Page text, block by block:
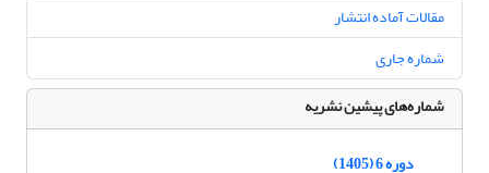
مقالات آماده انتشار
شماره جاری
شماره‌های پیشین نشریه
دوره 6 (1405)